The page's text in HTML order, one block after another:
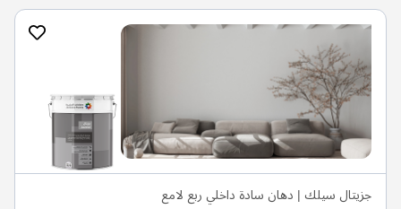
جزيتال سيلك | دهان سادة داخلي ربع لامع